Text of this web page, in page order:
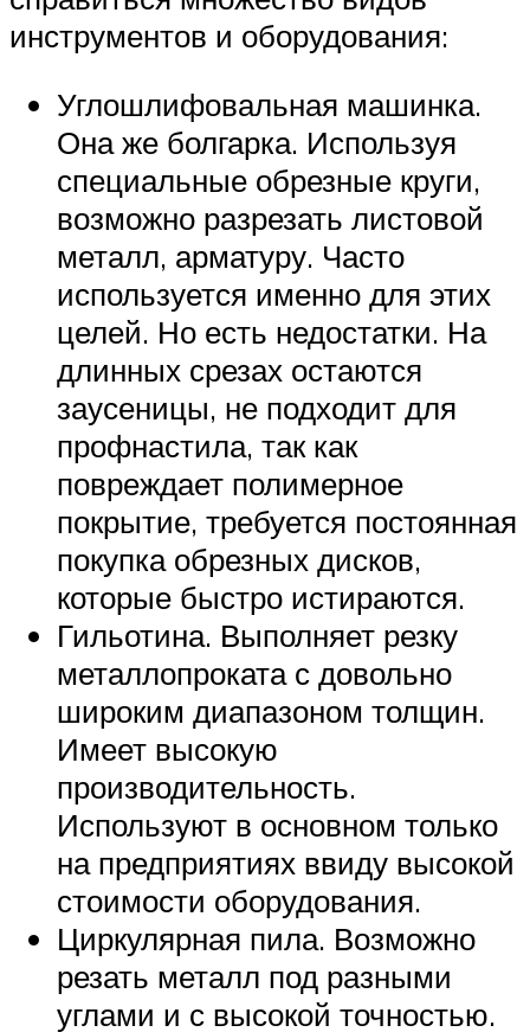
инструментов и оборудования:
Углошлифовальная машинка.
Она же болгарка. Используя
специальные обрезные круги,
возможно разрезать листовой
металл, арматуру. Часто
используется именно для этих
целей. Но есть недостатки. На
длинных срезах остаются
заусеницы, не подходит для
профнастила, так как
повреждает полимерное
покрытие, требуется постоянная
покупка обрезных дисков,
которые быстро истираются.
Гильотина. Выполняет резку
металлопроката с довольно
широким диапазоном толщин.
Имеет высокую
производительность.
Используют в основном только
на предприятиях ввиду высокой
стоимости оборудования.
Циркулярная пила. Возможно
резать металл под разными
углами и с высокой точностью.